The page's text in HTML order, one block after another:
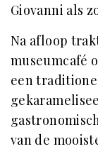
Giovanni als
Na afloop
museumcafé
een
van de